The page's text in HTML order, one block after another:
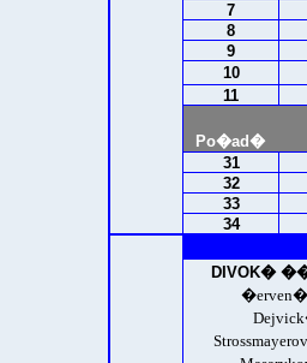
7
8
9
10
11
Po�ad�
31
32
33
34
DIVOK�